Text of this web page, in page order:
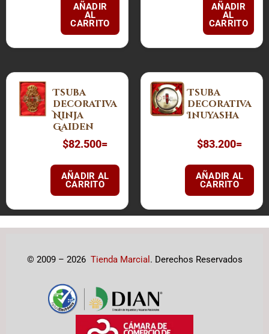
AÑADIR
AL
CARRITO
AÑADIR
AL
CARRITO
Tsuba
decorativa
Ninja
Gaiden
$82.500=
AÑADIR AL
CARRITO
Tsuba
decorativa
Inuyasha
$83.200=
AÑADIR AL
CARRITO
© 2009 – 2026 Tienda Marcial . Derechos Reservados